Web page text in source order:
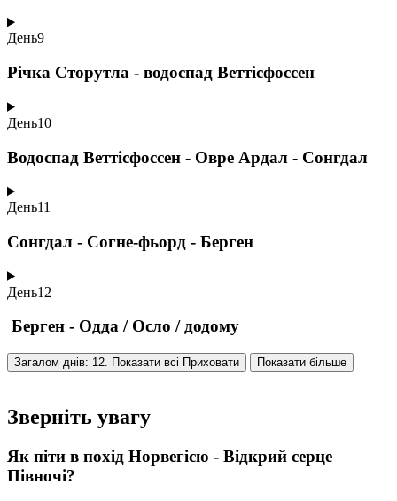
День9
Річка Сторутла - водоспад Веттісфоссен
День10
Водоспад Веттісфоссен - Овре Ардал - Сонгдал
День11
Сонгдал - Согне-фьорд - Берген
День12
Берген - Одда / Осло / додому
Загалом днів: 12. Показати всі Приховати Показати більше
Зверніть увагу
Як піти в похід Норвегією - Відкрий серце
Півночі?